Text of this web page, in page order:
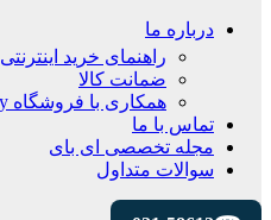
درباره ما
راهنمای خرید اینترنتی
ضمانت کالا
همکاری با فروشگاه eBuy
تماس با ما
مجله تخصصی ای‌ بای
سوالات متداول